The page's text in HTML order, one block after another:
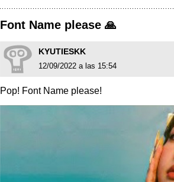
Font Name please 🙏
KYUTIESKK
12/09/2022 a las 15:54
Pop! Font Name please!